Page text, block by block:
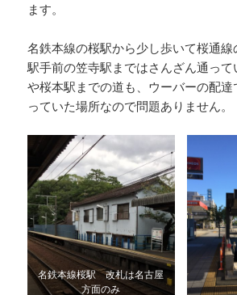
ます。
名鉄本線の桜駅から少し歩いて桜通
駅手前の笠寺駅まではさんざん通って
や桜本駅までの道も、ウーバーの配
っていた場所なので問題ありません。
名鉄本線桜駅 改札は名古屋
方面のみ